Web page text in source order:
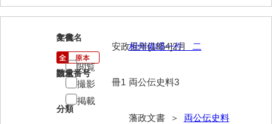
3
文書名
相州備場一件 二
請求番号
両公伝史料3
分類
藩政文書 ＞ 両公伝史料
年代
安政元年[1854]2月
数量
冊1
閲覧
撮影
掲載